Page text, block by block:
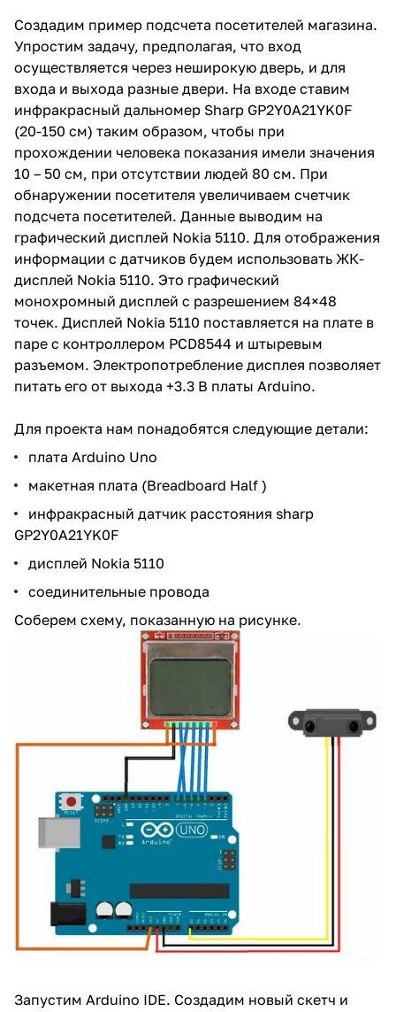
Создадим пример подсчета посетителей магазина.
Упростим задачу, предполагая, что вход
осуществляется через неширокую дверь, и для
входа и выхода разные двери. На входе ставим
инфракрасный дальномер Sharp GP2Y0A21YK0F
(20-150 cм) таким образом, чтобы при
прохождении человека показания имели значения
10 – 50 см, при отсутствии людей 80 см. При
обнаружении посетителя увеличиваем счетчик
подсчета посетителей. Данные выводим на
графический дисплей Nokia 5110. Для отображения
информации с датчиков будем использовать ЖК-
дисплей Nokia 5110. Это графический
монохромный дисплей с разрешением 84×48
точек. Дисплей Nokia 5110 поставляется на плате в
паре с контроллером PCD8544 и штыревым
разъемом. Электропотребление дисплея позволяет
питать его от выхода +3.3 В платы Arduino.
Для проекта нам понадобятся следующие детали:
плата Arduino Uno
макетная плата (Breadboard Half )
инфракрасный датчик расстояния sharp
GP2Y0A21YK0F
дисплей Nokia 5110
соединительные провода
Соберем схему, показанную на рисунке.
Запустим Arduino IDE. Создадим новый скетч и